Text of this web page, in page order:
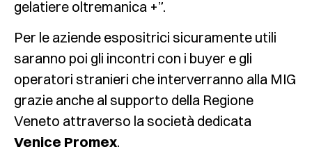
gelatiere oltremanica +”.
Per le aziende espositrici sicuramente utili
saranno poi gli incontri con i buyer e gli
operatori stranieri che interverranno alla MIG
grazie anche al supporto della Regione
Veneto attraverso la società dedicata
Venice Promex.